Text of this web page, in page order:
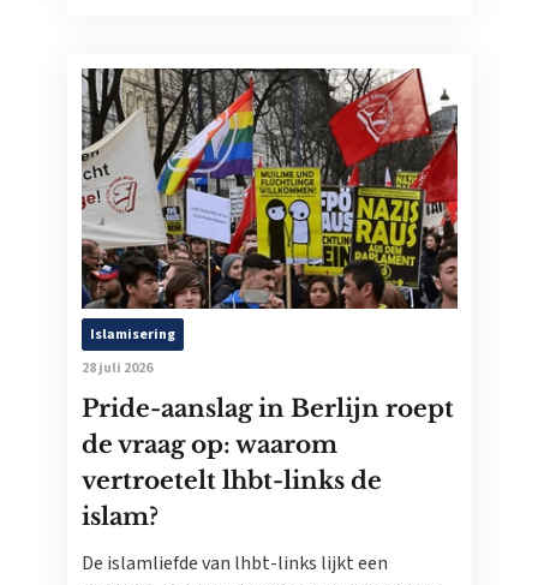
Islamisering
28 juli 2026
Pride-aanslag in Berlijn roept
de vraag op: waarom
vertroetelt lhbt-links de
islam?
De islamliefde van lhbt-links lijkt een